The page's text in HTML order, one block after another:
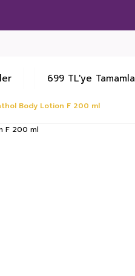
699 TL'ye Tamamla
Body Lotion F 200 ml